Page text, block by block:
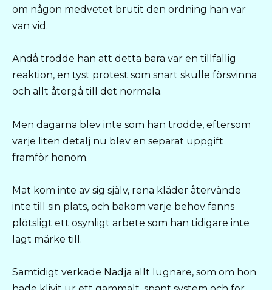
om någon medvetet brutit den ordning han var
van vid.
Ändå trodde han att detta bara var en tillfällig
reaktion, en tyst protest som snart skulle försvinna
och allt återgå till det normala.
Men dagarna blev inte som han trodde, eftersom
varje liten detalj nu blev en separat uppgift
framför honom.
Mat kom inte av sig själv, rena kläder återvände
inte till sin plats, och bakom varje behov fanns
plötsligt ett osynligt arbete som han tidigare inte
lagt märke till.
Samtidigt verkade Nadja allt lugnare, som om hon